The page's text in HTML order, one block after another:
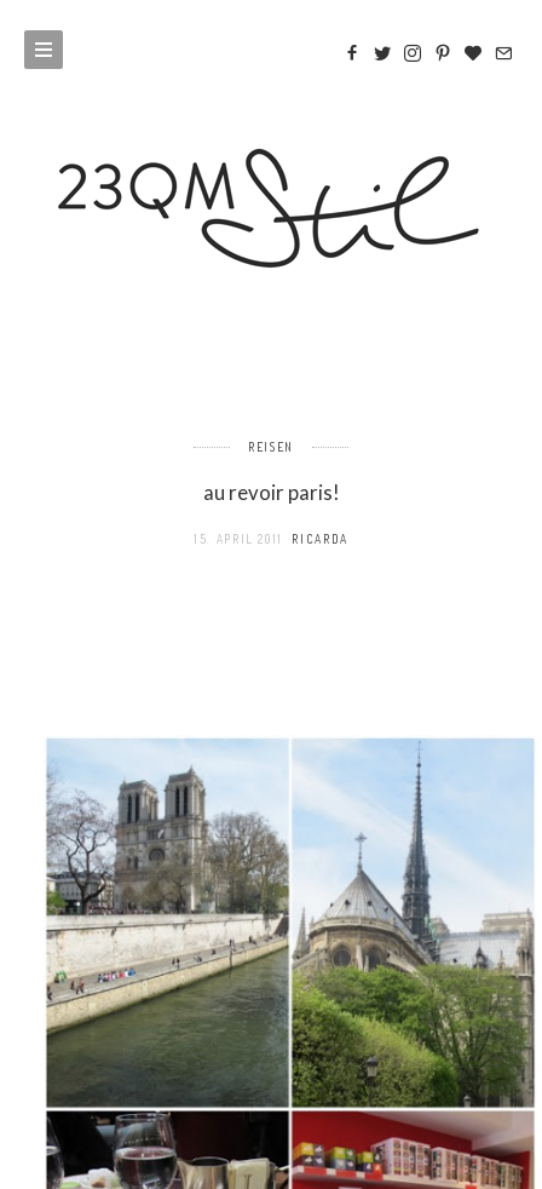
REISEN
au revoir paris!
15. APRIL 2011 RICARDA